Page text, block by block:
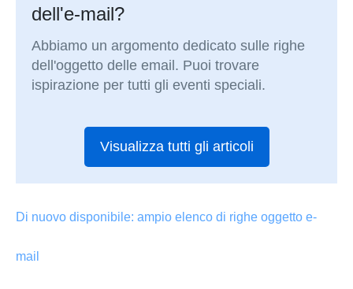
dell'e-mail?
Abbiamo un argomento dedicato sulle righe
dell'oggetto delle email. Puoi trovare
ispirazione per tutti gli eventi speciali.
Visualizza tutti gli articoli
Di nuovo disponibile: ampio elenco di righe oggetto e-
mail